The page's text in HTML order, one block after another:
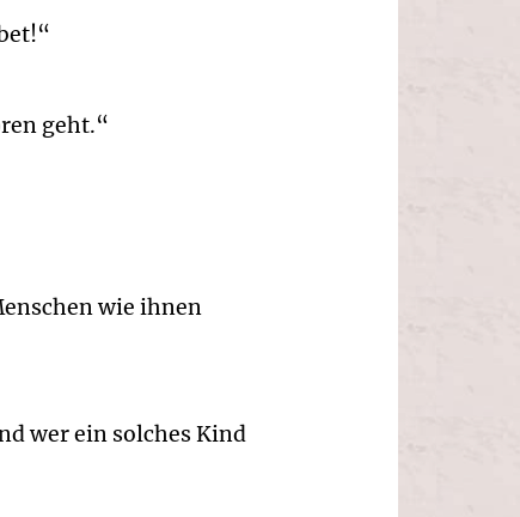
geht.“
wie ihnen
wer ein solches Kind